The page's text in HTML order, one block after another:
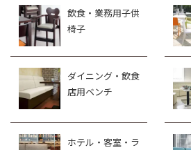
飲食・業務用子供
椅子
ダイニング・飲食
店用ベンチ
ホテル・客室・ラ